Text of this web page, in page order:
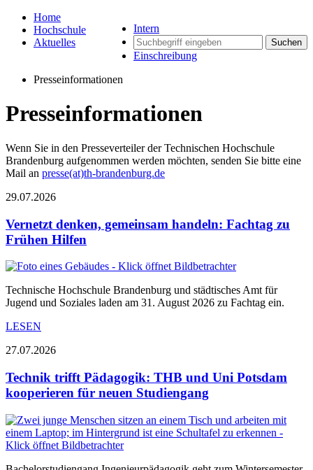
Intern
Suchen
Einschreibung
Home
Hochschule
Aktuelles
Presseinformationen
Presseinformationen
Wenn Sie in den Presseverteiler der Technischen Hochschule
Brandenburg aufgenommen werden möchten, senden Sie bitte eine
Mail an presse(at)th-brandenburg.de
29.07.2026
Vernetzt denken, gemeinsam handeln: Fachtag zu
Frühen Hilfen
Technische Hochschule Brandenburg und städtisches Amt für
Jugend und Soziales laden am 31. August 2026 zu Fachtag ein.
LESEN
27.07.2026
Technik trifft Pädagogik: THB und Uni Potsdam
kooperieren für neuen Studiengang